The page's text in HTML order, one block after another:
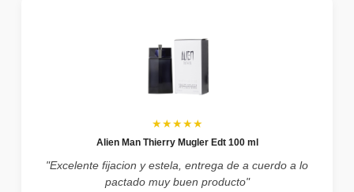
★★★★★
Alien Man Thierry Mugler Edt 100 ml
"Excelente fijacion y estela, entrega de a cuerdo a lo
pactado muy buen producto"